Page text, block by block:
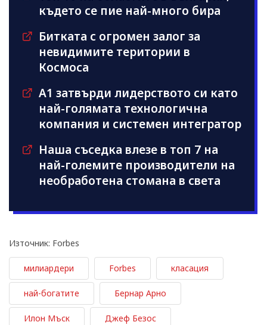
където се пие най-много бира
Битката с огромен залог за
невидимите територии в
Космоса
А1 затвърди лидерството си като
най-голямата технологична
компания и системен интегратор
Наша съседка влезе в топ 7 на
най-големите производители на
необработена стомана в света
Източник: Forbes
милиардери Forbes класация
най-богатите Бернар Арно
Илон Мъск Джеф Безос